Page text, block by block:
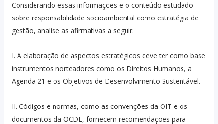
Considerando essas informações e o conteúdo estudado
sobre responsabilidade socioambiental como estratégia de
gestão, analise as afirmativas a seguir.
I. A elaboração de aspectos estratégicos deve ter como base
instrumentos norteadores como os Direitos Humanos, a
Agenda 21 e os Objetivos de Desenvolvimento Sustentável.
II. Códigos e normas, como as convenções da OIT e os
documentos da OCDE, fornecem recomendações para